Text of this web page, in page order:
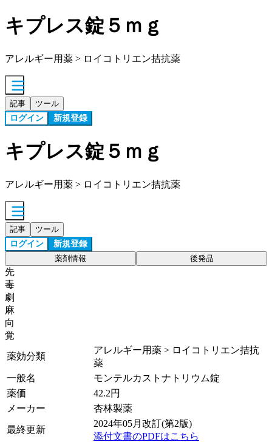
キプレス錠５ｍｇ
アレルギー用薬 > ロイコトリエン拮抗薬
記事 ツール
ログイン 新規登録
キプレス錠５ｍｇ
アレルギー用薬 > ロイコトリエン拮抗薬
記事 ツール
ログイン 新規登録
薬剤情報 後発品
先
毒
劇
麻
向
覚
薬効分類
アレルギー用薬 > ロイコトリエン拮抗
薬
一般名
モンテルカストナトリウム錠
薬価
42.2円
メーカー
杏林製薬
最終更新
2024年05月改訂(第2版)
添付文書のPDFはこちら